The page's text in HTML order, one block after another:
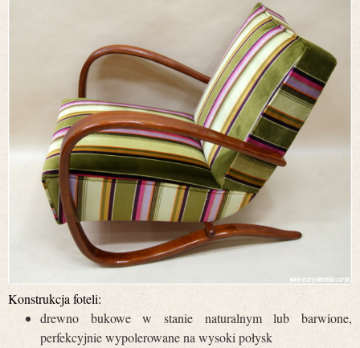
Konstrukcja foteli:
drewno bukowe w stanie naturalnym lub barwione,
perfekcyjnie wypolerowane na wysoki połysk